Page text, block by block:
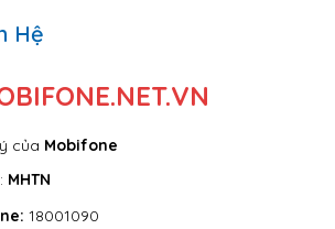
Hệ
của Mobifone
MHTN
18001090